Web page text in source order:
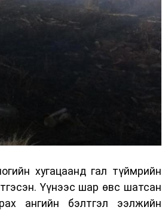
хугацаанд гал түймрийн
Үүнээс шар өвс шатсан
ангийн бэлтгэл ээлжийн